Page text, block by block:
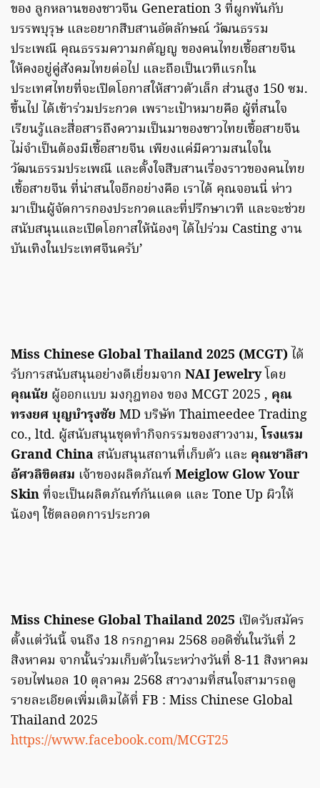
ของ ลูกหลานของชาวจีน Generation 3 ที่ผูกพันกับ
บรรพบุรุษ และอยากสืบสานอัตลักษณ์ วัฒนธรรม
ประเพณี คุณธรรมความกตัญญู ของคนไทยเชื้อสายจีน
ให้คงอยู่คู่สังคมไทยต่อไป และถือเป็นเวทีแรกใน
ประเทศไทยที่จะเปิดโอกาสให้สาวตัวเล็ก ส่วนสูง 150 ซม.
ขึ้นไป ได้เข้าร่วมประกวด เพราะเป้าหมายคือ ผู้ที่สนใจ
เรียนรู้และสื่อสารถึงความเป็นมาของชาวไทยเชื้อสายจีน
ไม่จำเป็นต้องมีเชื้อสายจีน เพียงแค่มีความสนใจใน
วัฒนธรรมประเพณี และตั้งใจสืบสานเรื่องราวของคนไทย
เชื้อสายจีน ที่น่าสนใจอีกอย่างคือ เราได้ คุณจอนนี่ ห่าว
มาเป็นผู้จัดการกองประกวดและที่ปรึกษาเวที และจะช่วย
สนับสนุนและเปิดโอกาสให้น้องๆ ได้ไปร่วม Casting งาน
บันเทิงในประเทศจีนครับ’
Miss Chinese Global Thailand 2025 (MCGT) ได้
รับการสนับสนุนอย่างดีเยี่ยมจาก NAI Jewelryโดย
คุณนัย ผู้ออกแบบ มงกุฎทอง ของ MCGT 2025 , คุณ
ทรงยศ บุญบำรุงชัย MD บริษัท Thaimeedee Trading
co., ltd. ผู้สนับสนุนชุดทำกิจกรรมของสาวงาม,โรงแรม
Grand China สนับสนุนสถานที่เก็บตัว และ คุณชาลิสา
อัศวลิขิตสม เจ้าของผลิตภัณฑ์ Meiglow Glow Your
Skinที่จะเป็นผลิตภัณฑ์กันแดด และ Tone Up ผิวให้
น้องๆ ใช้ตลอดการประกวด
Miss Chinese Global Thailand 2025 เปิดรับสมัคร
ตั้งแต่วันนี้ จนถึง 18 กรกฎาคม 2568 ออดิชั่นในวันที่ 2
สิงหาคม จากนั้นร่วมเก็บตัวในระหว่างวันที่ 8-11 สิงหาคม
รอบไฟนอล 10 ตุลาคม 2568 สาวงามที่สนใจสามารถดู
รายละเอียดเพิ่มเติมได้ที่ FB : Miss Chinese Global
Thailand 2025
https://www.facebook.com/MCGT25